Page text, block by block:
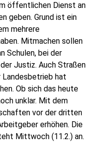
öffentlichen Dienst an
geben. Grund ist ein
mehrere
Mitmachen sollen
Schulen, bei der
Justiz. Auch Straßen
Landesbetrieb hat
Ob sich das heute
unklar. Mit dem
vor der dritten
erhöhen. Die
Mittwoch (11.2.) an.